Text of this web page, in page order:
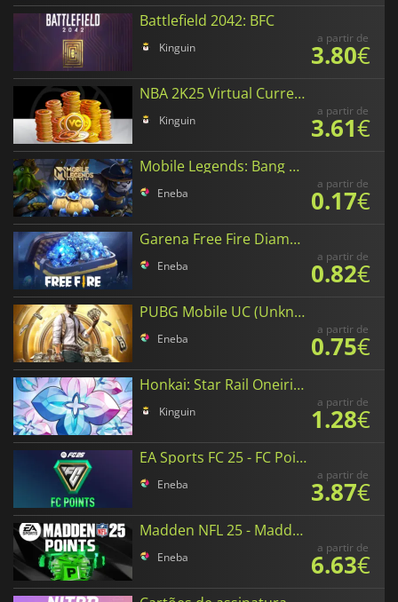
Battlefield 2042: BFC
Kinguin
a partir de
3.80€
NBA 2K25 Virtual Currency
Kinguin
a partir de
3.61€
Mobile Legends: Bang Bang Diamonds
Eneba
a partir de
0.17€
Garena Free Fire Diamonds
Eneba
a partir de
0.82€
PUBG Mobile UC (Unknown Cash)
Eneba
a partir de
0.75€
Honkai: Star Rail Oneiric Shards
Kinguin
a partir de
1.28€
EA Sports FC 25 - FC Points
Eneba
a partir de
3.87€
Madden NFL 25 - Madden Points
Eneba
a partir de
6.63€